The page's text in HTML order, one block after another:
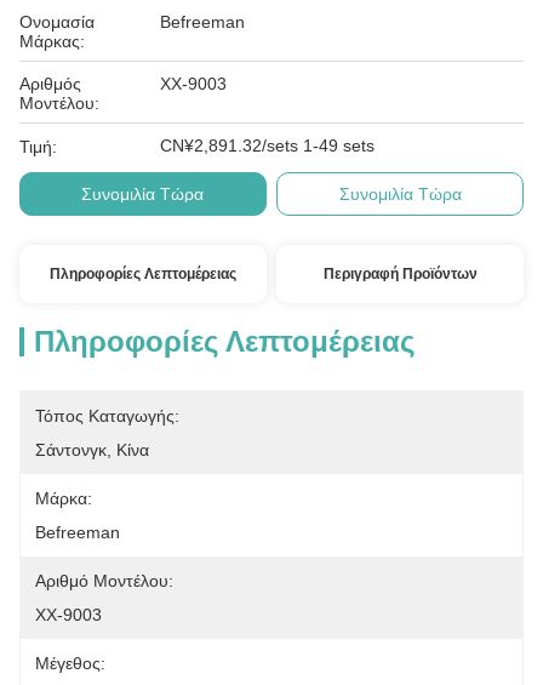
Ονομασία
Μάρκας:
Befreeman
Αριθμός
Μοντέλου:
ΧΧ-9003
Τιμή: CN¥2,891.32/sets 1-49 sets
Συνομιλία Τώρα Συνομιλία Τώρα
Πληροφορίες Λεπτομέρειας Περιγραφή Προϊόντων
Πληροφορίες Λεπτομέρειας
Τόπος Καταγωγής:
Σάντονγκ, Κίνα
Μάρκα:
Befreeman
Αριθμό Μοντέλου:
ΧΧ-9003
Μέγεθος: